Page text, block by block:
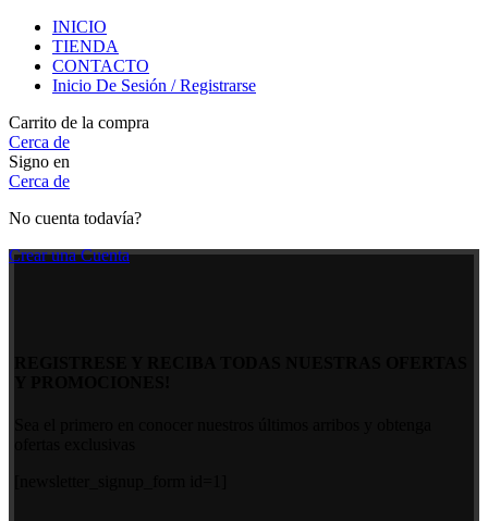
INICIO
TIENDA
CONTACTO
Inicio De Sesión / Registrarse
Carrito de la compra
Cerca de
Signo en
Cerca de
No cuenta todavía?
Crear una Cuenta